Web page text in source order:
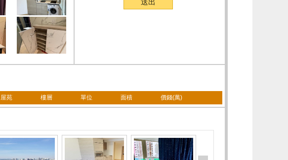
屋苑 樓層 單位 面積 價錢(萬)